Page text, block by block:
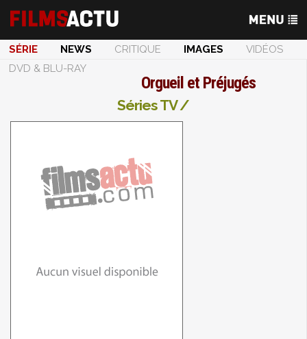
SÉRIE NEWS CRITIQUE IMAGES
VIDÉOS
DVD & BLU-RAY
Orgueil et Préjugés
Séries TV /